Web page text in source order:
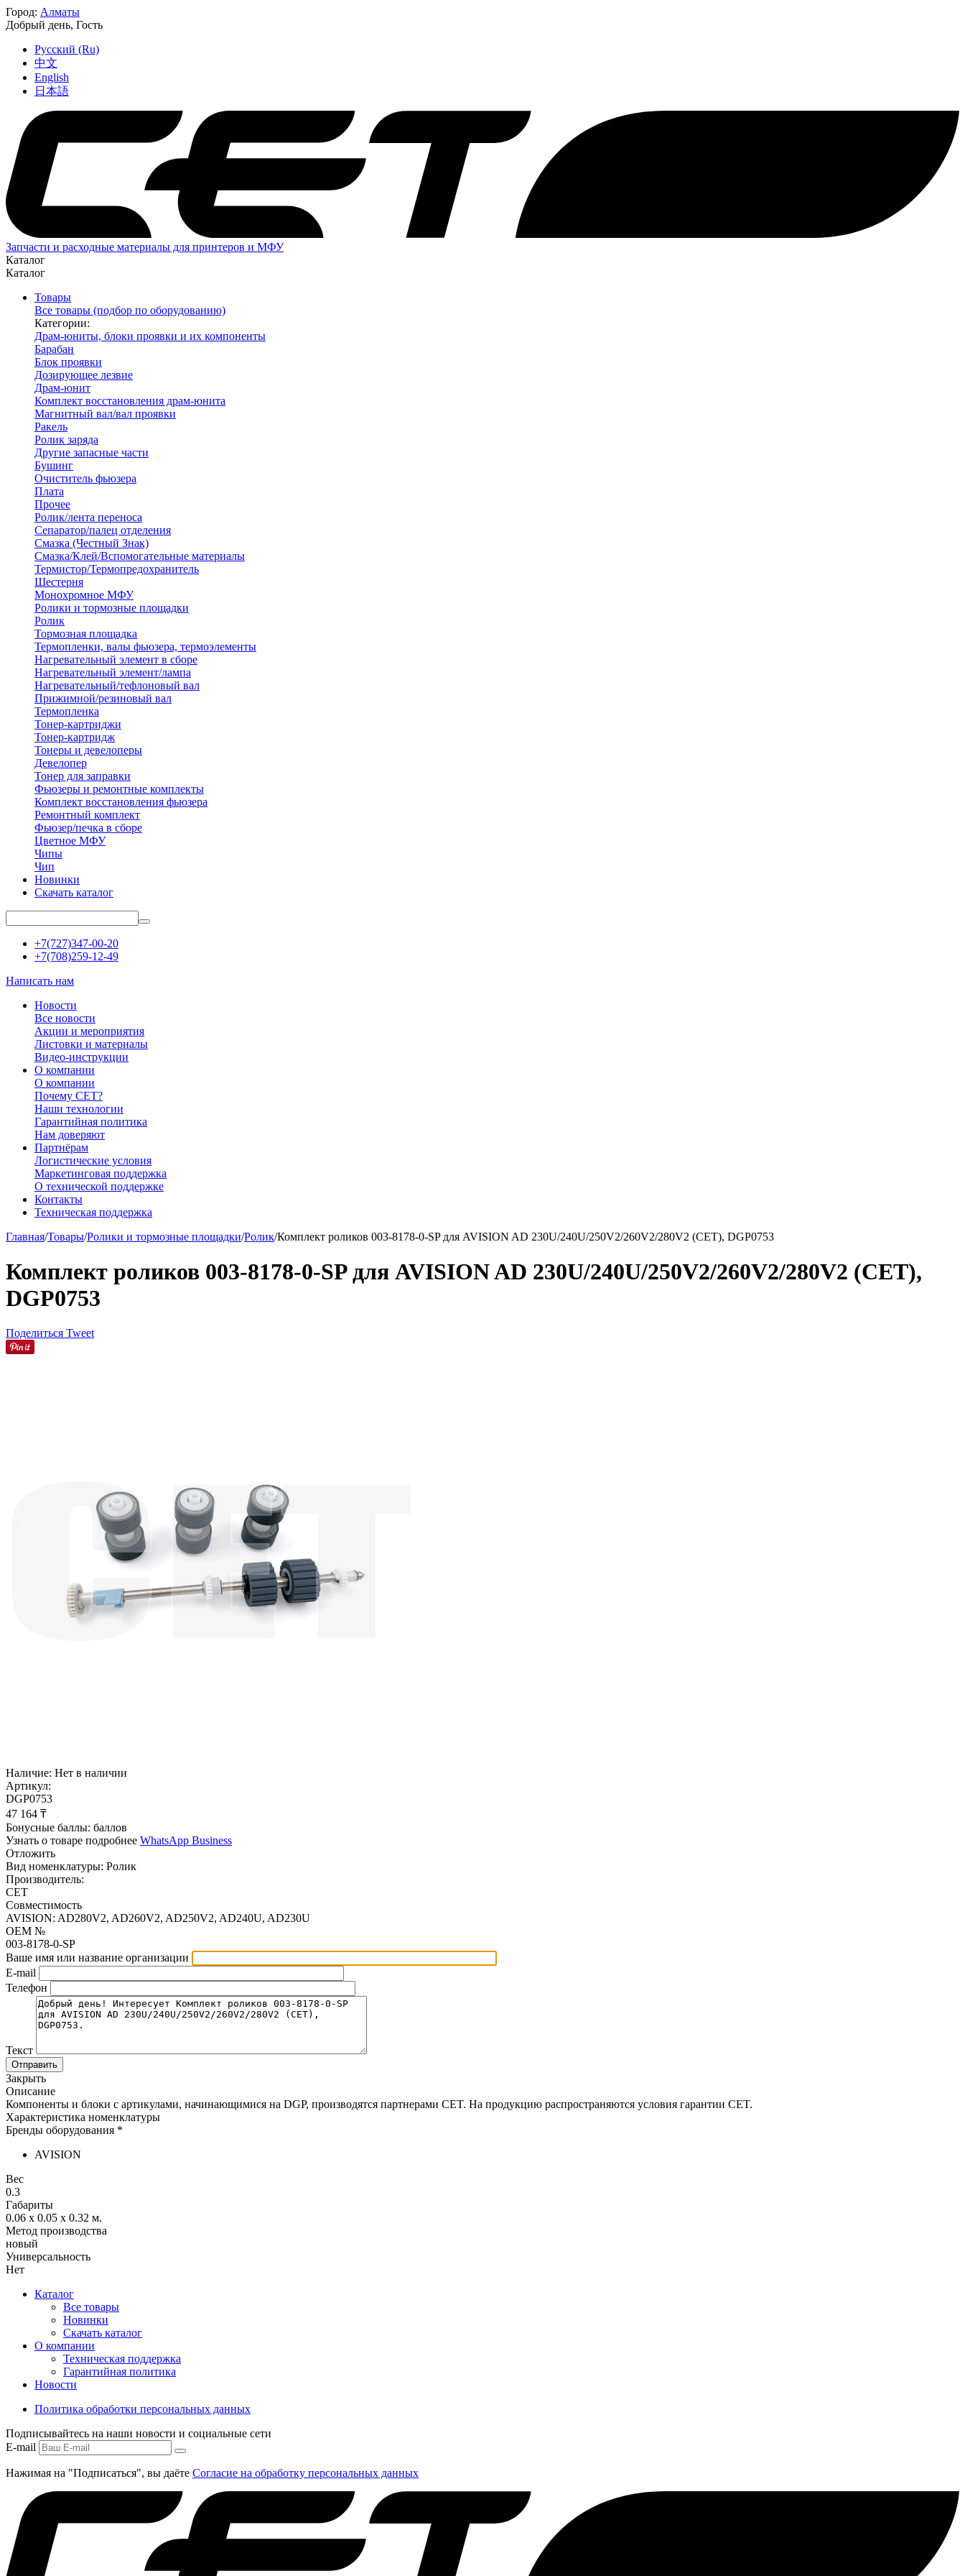
Город: Алматы
Добрый день, Гость
Русский (Ru)
中文
English
日本語
Запчасти и расходные материалы для принтеров и МФУ
Каталог
Каталог
Товары
Все товары (подбор по оборудованию)
Категории:
Драм-юниты, блоки проявки и их компоненты
Барабан
Блок проявки
Дозирующее лезвие
Драм-юнит
Комплект восстановления драм-юнита
Магнитный вал/вал проявки
Ракель
Ролик заряда
Другие запасные части
Бушинг
Очиститель фьюзера
Плата
Прочее
Ролик/лента переноса
Сепаратор/палец отделения
Смазка (Честный Знак)
Смазка/Клей/Вспомогательные материалы
Термистор/Термопредохранитель
Шестерня
Монохромное МФУ
Ролики и тормозные площадки
Ролик
Тормозная площадка
Термопленки, валы фьюзера, термоэлементы
Нагревательный элемент в сборе
Нагревательный элемент/лампа
Нагревательный/тефлоновый вал
Прижимной/резиновый вал
Термопленка
Тонер-картриджи
Тонер-картридж
Тонеры и девелоперы
Девелопер
Тонер для заправки
Фьюзеры и ремонтные комплекты
Комплект восстановления фьюзера
Ремонтный комплект
Фьюзер/печка в сборе
Цветное МФУ
Чипы
Чип
Новинки
Скачать каталог
+7(727)347-00-20
+7(708)259-12-49
Написать нам
Новости
Все новости
Акции и мероприятия
Листовки и материалы
Видео-инструкции
О компании
О компании
Почему CET?
Наши технологии
Гарантийная политика
Нам доверяют
Партнёрам
Логистические условия
Маркетинговая поддержка
О технической поддержке
Контакты
Техническая поддержка
Главная/Товары/Ролики и тормозные площадки/Ролик/Комплект роликов 003-8178-0-SP для AVISION AD 230U/240U/250V2/260V2/280V2 (CET), DGP0753
Комплект роликов 003-8178-0-SP для AVISION AD 230U/240U/250V2/260V2/280V2 (CET),
DGP0753
Поделиться Tweet
Наличие: Нет в наличии
Артикул:
DGP0753
47 164 ₸
Бонусные баллы: баллов
Узнать о товаре подробнее WhatsApp Business
Отложить
Вид номенклатуры: Ролик
Производитель:
CET
Совместимость
AVISION: AD280V2, AD260V2, AD250V2, AD240U, AD230U
OEM №
003-8178-0-SP
Ваше имя или название организации
E-mail
Телефон
Текст
Отправить
Закрыть
Описание
Компоненты и блоки с артикулами, начинающимися на DGP, производятся партнерами CET. На продукцию распространяются условия гарантии CET.
Характеристика номенклатуры
Бренды оборудования *
AVISION
Вес
0.3
Габариты
0.06 x 0.05 x 0.32 м.
Метод производства
новый
Универсальность
Нет
Каталог
Все товары
Новинки
Скачать каталог
О компании
Техническая поддержка
Гарантийная политика
Новости
Политика обработки персональных данных
Подписывайтесь на наши новости и социальные сети
E-mail
Нажимая на "Подписаться", вы даёте Согласие на обработку персональных данных